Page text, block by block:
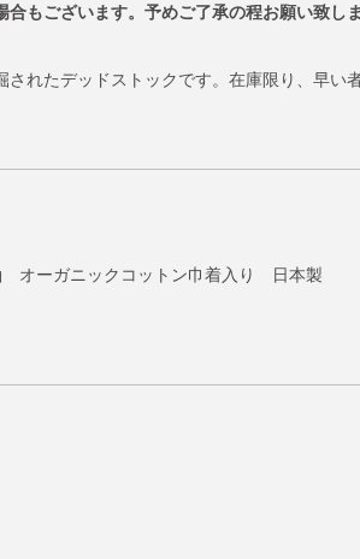
合もございます。予めご了承の程お願い致しま
されたデッドストックです。在庫限り、早い
オーガニックコットン巾着入り 日本製